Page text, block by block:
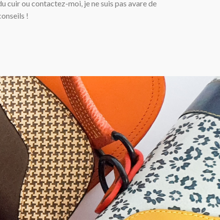
cuir ou contactez-moi, je ne suis pas avare de
!